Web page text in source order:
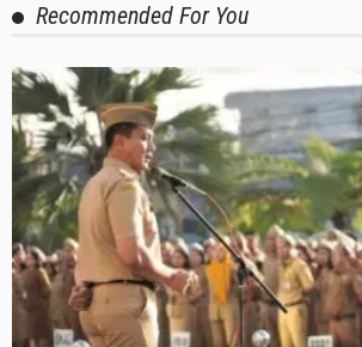
Recommended For You